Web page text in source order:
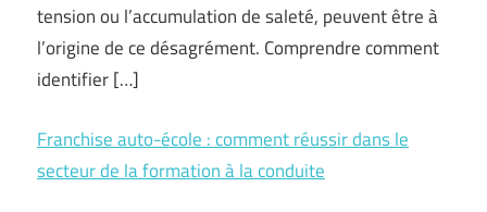
tension ou l’accumulation de saleté, peuvent être à
l’origine de ce désagrément. Comprendre comment
identifier […]
Franchise auto-école : comment réussir dans le
secteur de la formation à la conduite